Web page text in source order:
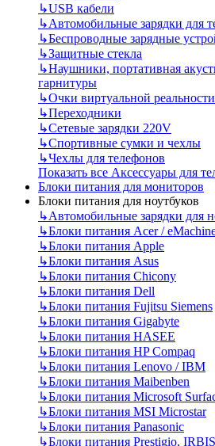
↳USB кабели
↳Автомобильные зарядки для
↳Беспроводные зарядные
↳Защитные стекла
↳Наушники, портативная
гарнитуры
↳Очки виртуальной реальности
↳Переходники
↳Сетевые зарядки 220V
↳Спортивные сумки и чехлы
↳Чехлы для телефонов
Показать все Аксессуары для
Блоки питания для мониторов
Блоки питания для ноутбуков
↳Автомобильные зарядки для
↳Блоки питания Acer /
↳Блоки питания Apple
↳Блоки питания Asus
↳Блоки питания Chicony
↳Блоки питания Dell
↳Блоки питания Fujitsu Siemens
↳Блоки питания Gigabyte
↳Блоки питания HASEE
↳Блоки питания HP Compaq
↳Блоки питания Lenovo / IBM
↳Блоки питания Maibenben
↳Блоки питания Microsoft
↳Блоки питания MSI Microstar
↳Блоки питания Panasonic
↳Блоки питания Prestigio, IRBIS